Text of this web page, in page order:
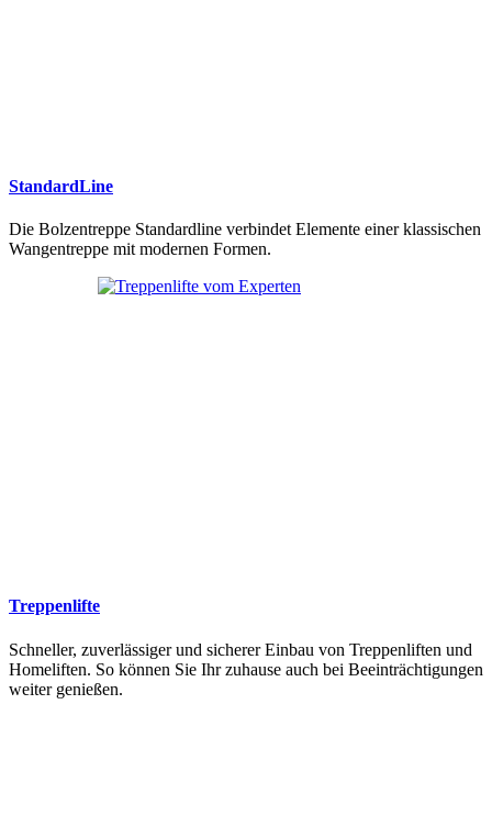
StandardLine
Die Bolzentreppe Standardline verbindet Elemente einer klassischen
Wangentreppe mit modernen Formen.
Treppenlifte
Schneller, zuverlässiger und sicherer Einbau von Treppenliften und
Homeliften. So können Sie Ihr zuhause auch bei Beeinträchtigungen
weiter genießen.